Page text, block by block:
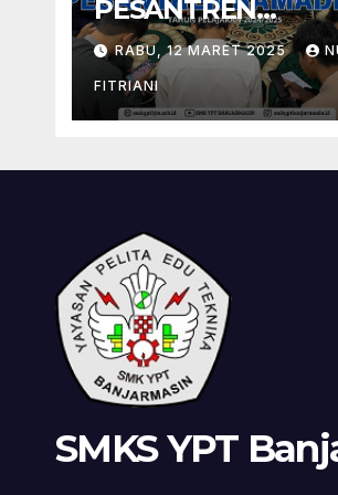
PESANTREN
RAMADHAN 1446
RABU, 12 MARET 2025
FITRIANI
SMKS YPT